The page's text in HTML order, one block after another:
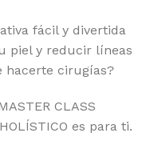
fácil y divertida
piel y reducir líneas
hacerte cirugías?
CLASS
es para ti.